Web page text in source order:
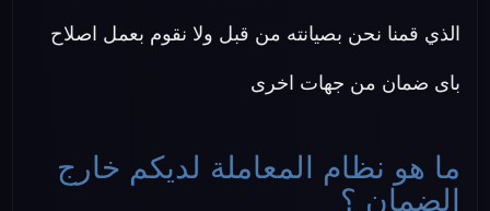
الذي قمنا نحن بصيانته من قبل ولا نقوم بعمل اصلاح
باى ضمان من جهات اخرى
ما هو نظام المعاملة لديكم خارج
الضمان ؟